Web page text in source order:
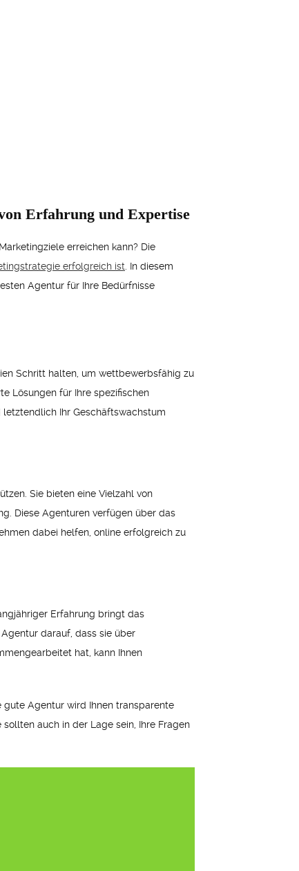
Erfahrung und Expertise
erreichen kann? Die
erfolgreich ist . In diesem
Agentur für Ihre Bedürfnisse
Schritt halten, um wettbewerbsfähig zu
Lösungen für Ihre spezifischen
Ihr Geschäftswachstum
Sie bieten eine Vielzahl von
Diese Agenturen verfügen über das
dabei helfen, online erfolgreich zu
Erfahrung bringt das
darauf, dass sie über
hat, kann Ihnen
gute Agentur wird Ihnen transparente
auch in der Lage sein, Ihre Fragen